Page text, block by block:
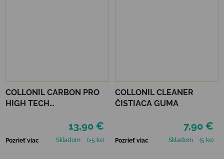
COLLONIL CARBON PRO
HIGH TECH
13,90 €
Pozrieť viac Skladom (>5 ks)
COLLONIL CLEANER
ČISTIACA GUMA
7,90 €
Pozrieť viac Skladom (5 ks)